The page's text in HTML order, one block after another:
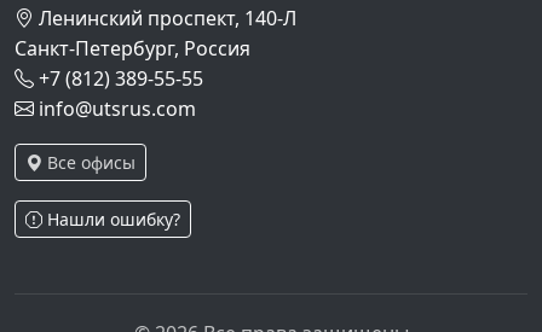
Ленинский проспект, 140-Л
Санкт-Петербург, Россия
+7 (812) 389-55-55
info@utsrus.com
Все офисы
Нашли ошибку?